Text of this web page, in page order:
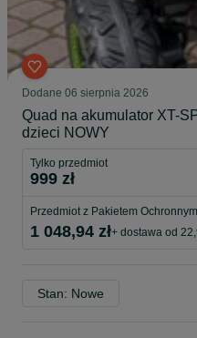
Dodane 06 sierpnia 2026
Quad na akumulator XT-
dzieci NOWY
Tylko przedmiot
999 zł
Przedmiot z Pakietem Ochronnym
1 048,94 zł+ dostawa od
Stan: Nowe